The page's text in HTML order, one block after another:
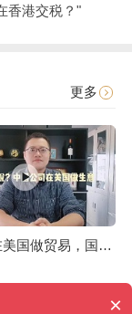
香港交税？"
更多
中国公司在美国做贸易，国内是否上税呢
×